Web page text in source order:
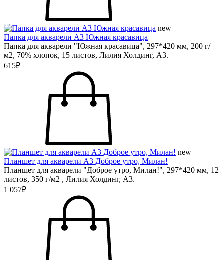
new
Папка для акварели А3 Южная красавица
Папка для акварели "Южная красавица", 297*420 мм, 200 г/
м2, 70% хлопок, 15 листов, Лилия Холдинг, А3.
615₽
new
Планшет для акварели А3 Доброе утро, Милан!
Планшет для акварели "Доброе утро, Милан!", 297*420 мм, 12
листов, 350 г/м2 , Лилия Холдинг, А3.
1 057₽